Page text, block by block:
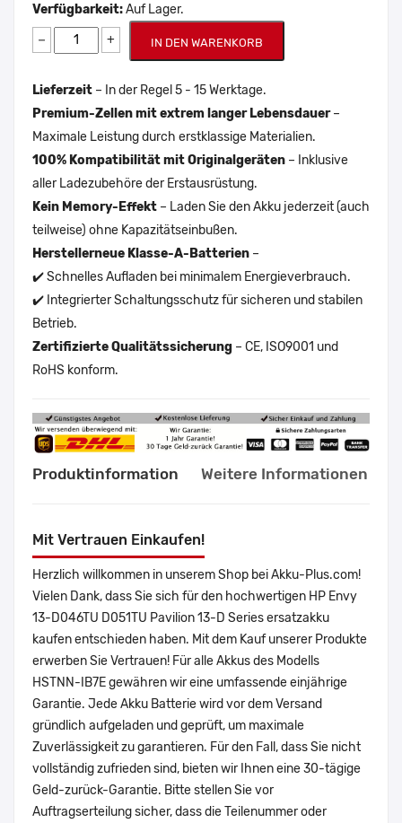
Verfügbarkeit:Auf Lager.
− + IN DEN WARENKORB
Lieferzeit – In der Regel 5 - 15 Werktage.
Premium-Zellen mit extrem langer Lebensdauer–
Maximale Leistung durch erstklassige Materialien.
100% Kompatibilität mit Originalgeräten – Inklusive
aller Ladezubehöre der Erstausrüstung.
Kein Memory-Effekt – Laden Sie den Akku jederzeit (auch
teilweise) ohne Kapazitätseinbußen.
Herstellerneue Klasse-A-Batterien –
✔️ Schnelles Aufladen bei minimalem Energieverbrauch.
✔️ Integrierter Schaltungsschutz für sicheren und stabilen
Betrieb.
Zertifizierte Qualitätssicherung – CE, ISO9001 und
RoHS konform.
Produktinformation Weitere Informationen
Mit Vertrauen Einkaufen!
Herzlich willkommen in unserem Shop bei Akku-Plus.com!
Vielen Dank, dass Sie sich für den hochwertigen HP Envy
13-D046TU D051TU Pavilion 13-D Series ersatzakku
kaufen entschieden haben. Mit dem Kauf unserer Produkte
erwerben Sie Vertrauen! Für alle Akkus des Modells
HSTNN-IB7E gewähren wir eine umfassende einjährige
Garantie. Jede Akku Batterie wird vor dem Versand
gründlich aufgeladen und geprüft, um maximale
Zuverlässigkeit zu garantieren. Für den Fall, dass Sie nicht
vollständig zufrieden sind, bieten wir Ihnen eine 30-tägige
Geld-zurück-Garantie. Bitte stellen Sie vor
Auftragserteilung sicher, dass die Teilenummer oder